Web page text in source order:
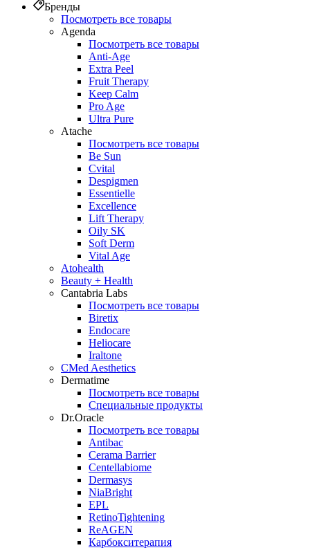
Бренды
Посмотреть все товары
Agenda
Посмотреть все товары
Anti‑Age
Extra Peel
Fruit Therapy
Keep Calm
Pro Age
Ultra Pure
Atache
Посмотреть все товары
Be Sun
Cvital
Despigmen
Essentielle
Excellence
Lift Therapy
Oily SK
Soft Derm
Vital Age
Atohealth
Beauty + Health
Cantabria Labs
Посмотреть все товары
Biretix
Endocare
Heliocare
Iraltone
CMed Aesthetics
Dermatime
Посмотреть все товары
Специальные продукты
Dr.Oracle
Посмотреть все товары
Antibac
Cerama Barrier
Centellabiome
Dermasys
NiaBright
EPL
RetinoTightening
ReAGEN
Карбокситерапия